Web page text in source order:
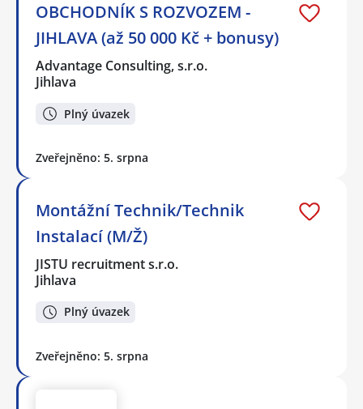
OBCHODNÍK S ROZVOZEM -
JIHLAVA (až 50 000 Kč + bonusy)
Advantage Consulting, s.r.o.
Jihlava
Plný úvazek
Zveřejněno: 5. srpna
Montážní Technik/Technik
Instalací (M/Ž)
JISTU recruitment s.r.o.
Jihlava
Plný úvazek
Zveřejněno: 5. srpna